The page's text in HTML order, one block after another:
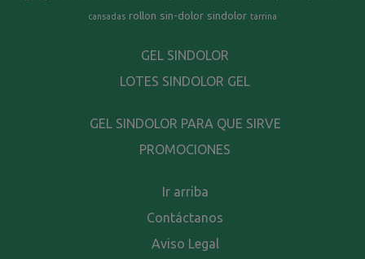
cansadas rollon sin-dolor sindolor tarrina
GEL SINDOLOR
LOTES SINDOLOR GEL
GEL SINDOLOR PARA QUE SIRVE
PROMOCIONES
Ir arriba
Contáctanos
Aviso Legal